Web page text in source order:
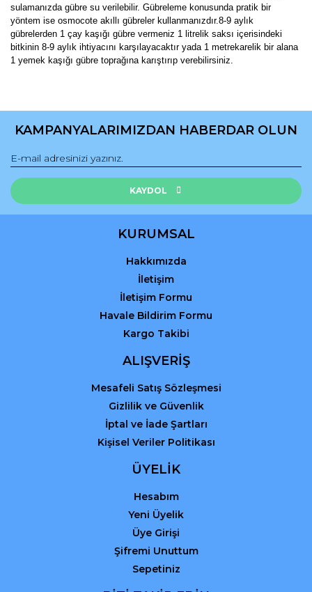
sulamanızda gübre su verilebilir. Gübreleme konusunda pratik bir
yöntem ise osmocote akıllı gübreler kullanmanızdır.8-9 aylık
gübrelerden 1 çay kaşığı gübre vermeniz 1 litrelik saksı içerisindeki
bitkinin 8-9 aylık ihtiyacını karşılayacaktır yada 1 metrekarelik bir alana
1 yemek kaşığı gübre toprağına karıştırıp verebilirsiniz.
konularda yetersiz gördüğünüz noktaları öneri formunu
Görüş ve önerileriniz için teşekkür ederiz.
Ürün resmi kalitesiz, bozuk veya görüntülenemiyor.
Ürün açıklamasında eksik bilgiler bulunuyor.
Ürün fiyatı diğer sitelerden daha pahalı.
Gönder
KAMPANYALARIMIZDAN HABERDAR OLUN
KAYDOL
KURUMSAL
Hakkımızda
İletişim
İletişim Formu
Havale Bildirim Formu
Kargo Takibi
ALIŞVERİŞ
Mesafeli Satış Sözleşmesi
Gizlilik ve Güvenlik
İptal ve İade Şartları
Kişisel Veriler Politikası
ÜYELİK
Hesabım
Yeni Üyelik
Üye Girişi
Şifremi Unuttum
Sepetiniz